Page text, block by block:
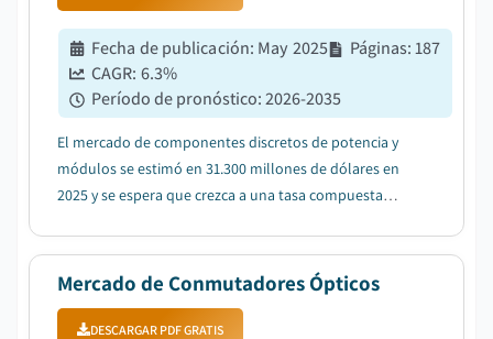
Fecha de publicación: May 2025 Páginas:187
CAGR: 6.3%
Período de pronóstico:2026-2035
El mercado de componentes discretos de potencia y
módulos se estimó en 31.300 millones de dólares en
2025 y se espera que crezca a una tasa compuesta
sistemas de almacenamiento de energía....
Mercado de Conmutadores Ópticos
DESCARGAR PDF GRATIS